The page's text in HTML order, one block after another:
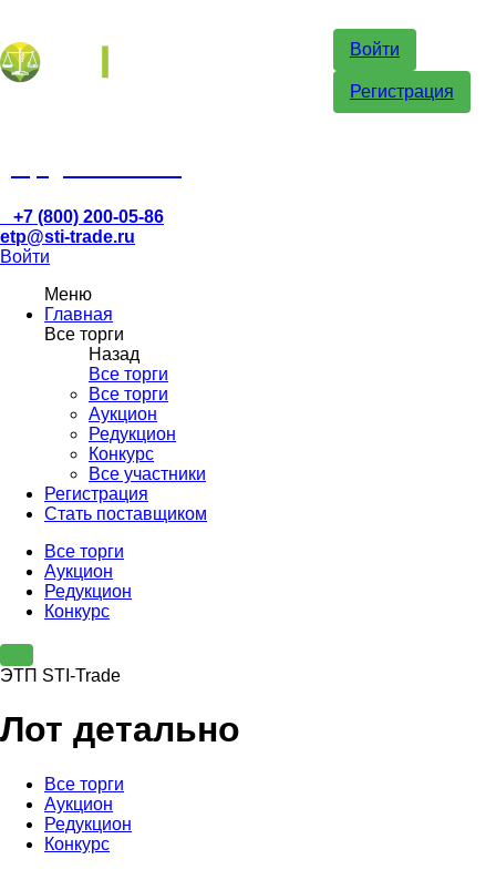
Войти
Регистрация
+7 (800) 200-05-86
etp@sti-trade.ru
Войти
Меню
Главная
Все торги
Назад
Все торги
Все торги
Аукцион
Редукцион
Конкурс
Все участники
Регистрация
Стать поставщиком
Все торги
Аукцион
Редукцион
Конкурс
ЭТП STI-Trade
Лот детально
Все торги
Аукцион
Редукцион
Конкурс